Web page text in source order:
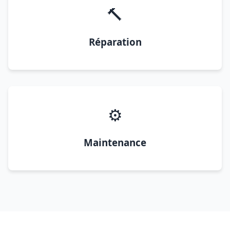
🔨
Réparation
⚙️
Maintenance